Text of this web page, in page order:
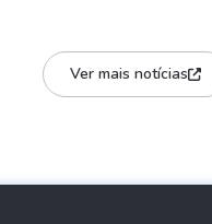
Ver mais notícias